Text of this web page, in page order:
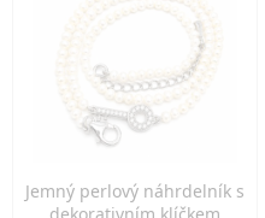
Jemný perlový náhrdelník s